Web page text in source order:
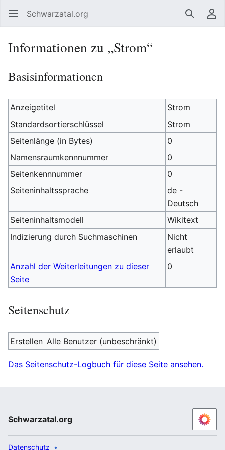
Schwarzatal.org Suchen
Informationen zu „Strom“
Basisinformationen
Anzeigetitel
Strom
Standardsortierschlüssel
Strom
Seitenlänge (in Bytes)
0
Namensraumkennnummer
0
Seitenkennnummer
0
Seiteninhaltssprache
de -
Deutsch
Seiteninhaltsmodell
Wikitext
Indizierung durch Suchmaschinen
Nicht
erlaubt
Anzahl der Weiterleitungen zu dieser
Seite
0
Seitenschutz
Erstellen Alle Benutzer (unbeschränkt)
Das Seitenschutz-Logbuch für diese Seite ansehen.
Schwarzatal.org
Datenschutz